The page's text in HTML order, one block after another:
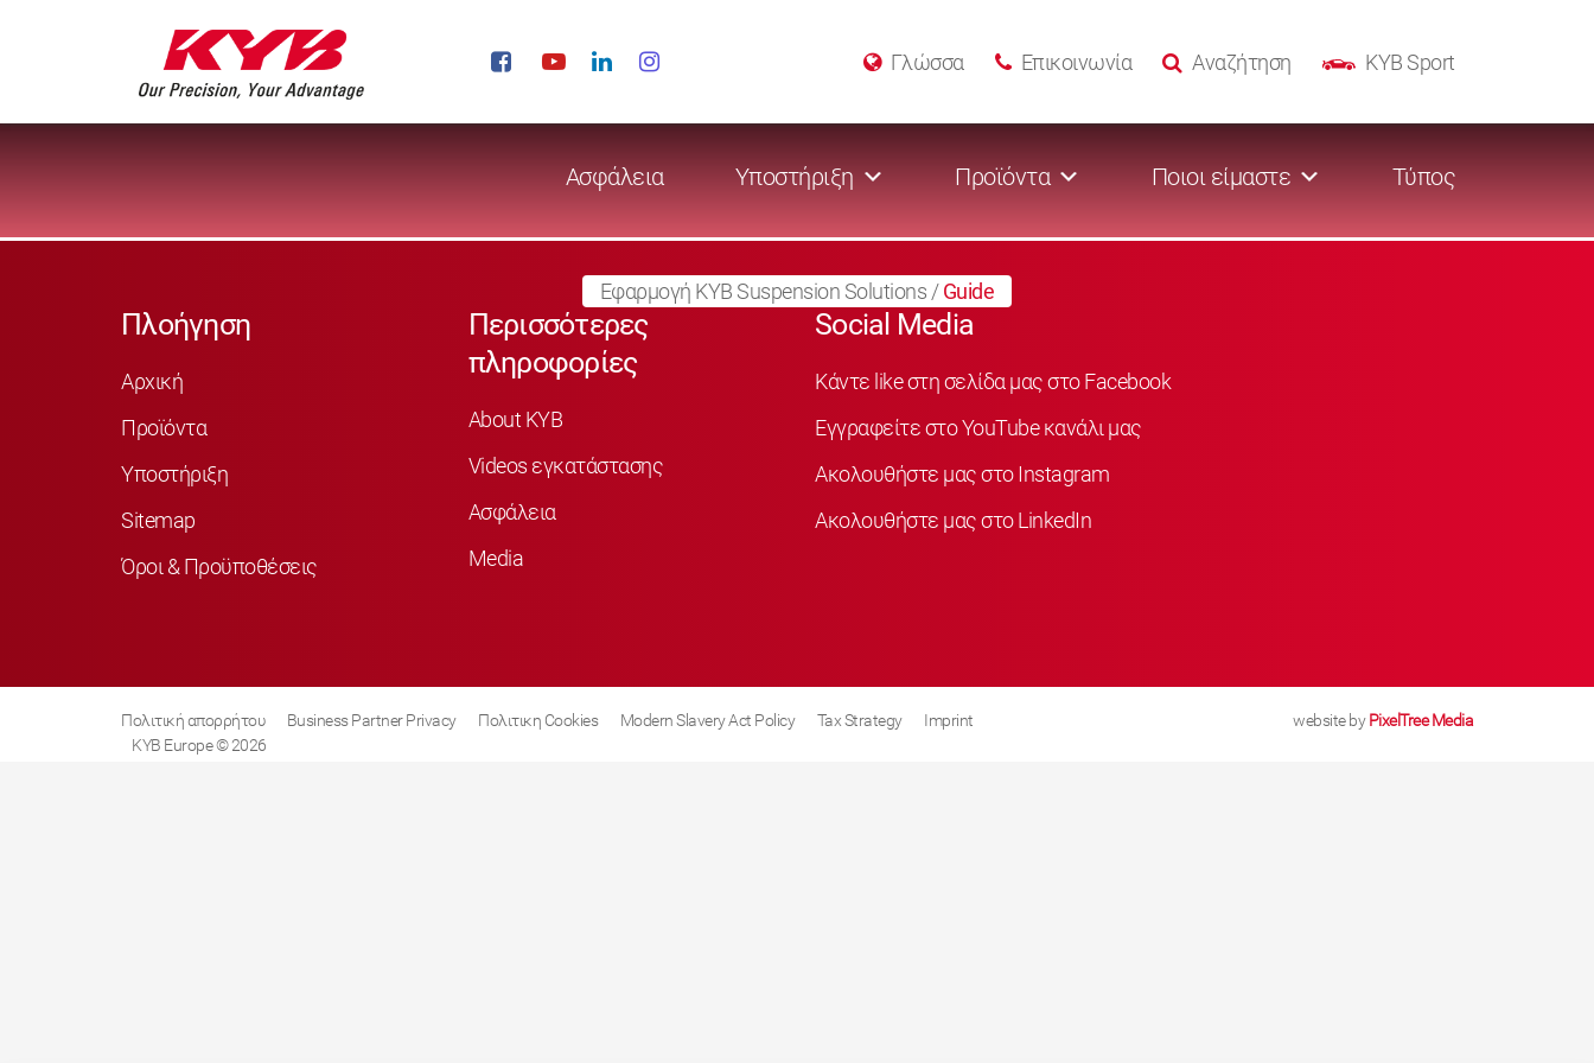
KYB Sport
Αναζήτηση
Επικοινωνία
Γλώσσα
Ασφάλεια Υποστήριξη Προϊόντα Ποιοι είμαστε Τύπος
Εφαρμογή KYB Suspension Solutions /Guide
Πλοήγηση
Αρχική
Προϊόντα
Υποστήριξη
Sitemap
Όροι & Προϋποθέσεις
Περισσότερες
πληροφορίες
About KYB
Videos εγκατάστασης
Ασφάλεια
Media
Social Media
Κάντε like στη σελίδα μας στο Facebook
Εγγραφείτε στο YouTube κανάλι μας
Ακολουθήστε μας στο Instagram
Ακολουθήστε μας στο LinkedIn
Πολιτική απορρήτου Business Partner Privacy Πολιτικη Cookies Modern Slavery Act Policy Tax Strategy
Imprint
KYB Europe © 2026
website byPixelTree Media